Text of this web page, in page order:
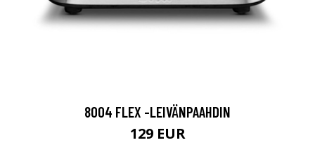
8004 FLEX -LEIVÄNPAAHDIN
129 EUR